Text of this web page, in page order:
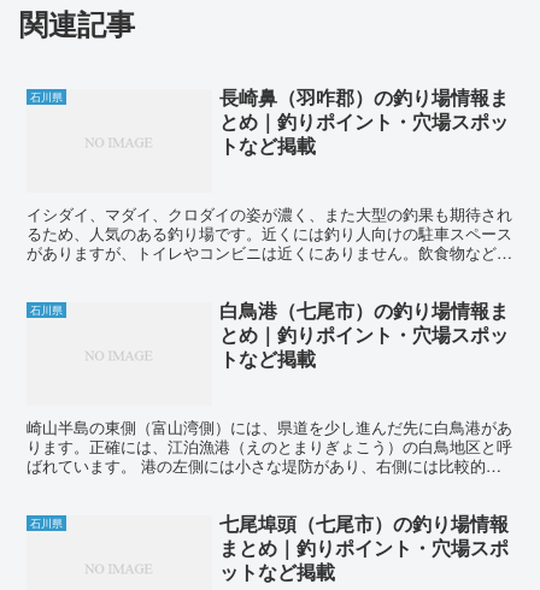
関連記事
石川県
長崎鼻（羽咋郡）の釣り場情報ま
とめ｜釣りポイント・穴場スポッ
トなど掲載
イシダイ、マダイ、クロダイの姿が濃く、また大型の釣果も期待され
るため、人気のある釣り場です。近くには釣り人向けの駐車スペース
がありますが、トイレやコンビニは近くにありません。飲食物など必
石川県
白鳥港（七尾市）の釣り場情報ま
とめ｜釣りポイント・穴場スポッ
トなど掲載
崎山半島の東側（富山湾側）には、県道を少し進んだ先に白鳥港があ
ります。正確には、江泊漁港（えのとまりぎょこう）の白鳥地区と呼
ばれています。 港の左側には小さな堤防があり、右側には比較的長
石川県
七尾埠頭（七尾市）の釣り場情報
まとめ｜釣りポイント・穴場スポ
ットなど掲載